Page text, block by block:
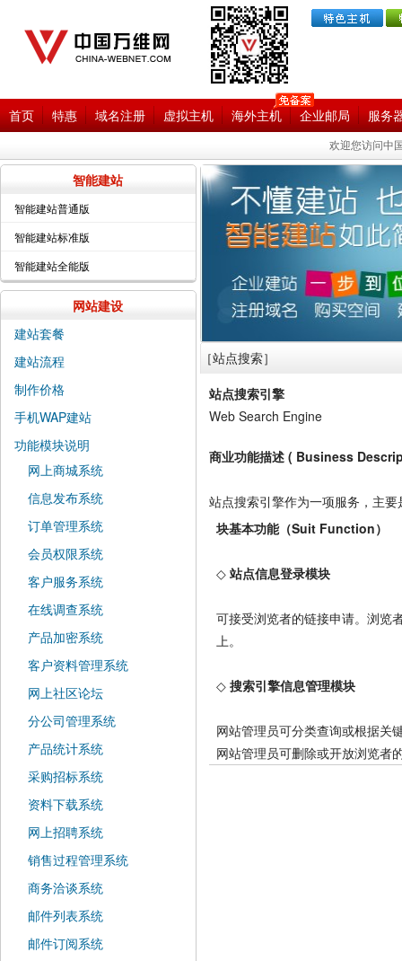
首页
欢迎您访问中
特惠 域名注册 虚拟主机 海外主机 企业邮局 服务
智能建站
智能建站普通版
智能建站标准版
智能建站全能版
网站建设
建站套餐
建站流程
制作价格
手机WAP建站
功能模块说明
网上商城系统
信息发布系统
订单管理系统
会员权限系统
客户服务系统
在线调查系统
产品加密系统
客户资料管理系统
网上社区论坛
分公司管理系统
产品统计系统
采购招标系统
资料下载系统
网上招聘系统
销售过程管理系统
商务洽谈系统
邮件列表系统
邮件订阅系统
［站点搜索］
站点搜索引擎
Web Search Engine
商业功能描述 ( Business
站点搜索引擎作为一项服务，主
块基本功能（Suit Function）
◇ 站点信息登录模块
可接受浏览者的链接申请。浏览
上。
◇ 搜索引擎信息管理模块
网站管理员可分类查询或根据关
网站管理员可删除或开放浏览者